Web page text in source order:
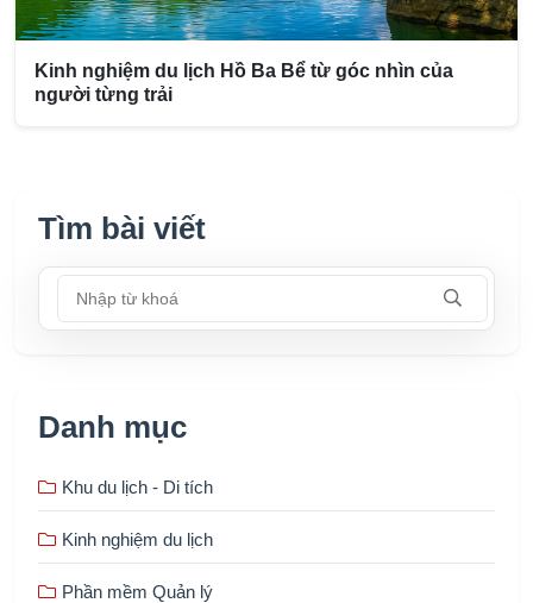
Kinh nghiệm du lịch Hồ Ba Bể từ góc nhìn của
người từng trải
Tìm bài viết
Danh mục
Khu du lịch - Di tích
Kinh nghiệm du lịch
Phần mềm Quản lý